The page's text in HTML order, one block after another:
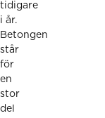
tidigare
i år.
Betongen
står
för
en
stor
del